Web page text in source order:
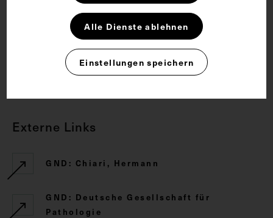
CC BY-NC-SA 4.0
Externe Links
GND: Chiari, Hermann
GND: Deutsche Gesellschaft für
Pathologie
Alle Dienste ablehnen
Einstellungen speichern